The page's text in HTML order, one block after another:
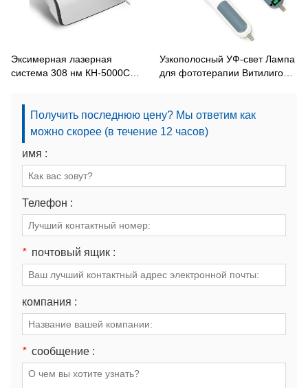
Эксимерная лазерная
система 308 нм КН-5000C
Узкополосный УФ-свет Лампа
для фототерапии Витилиго
Получить последнюю цену? Мы ответим как
можно скорее (в течение 12 часов)
имя :
Телефон :
* почтовый ящик :
компания :
* сообщение :